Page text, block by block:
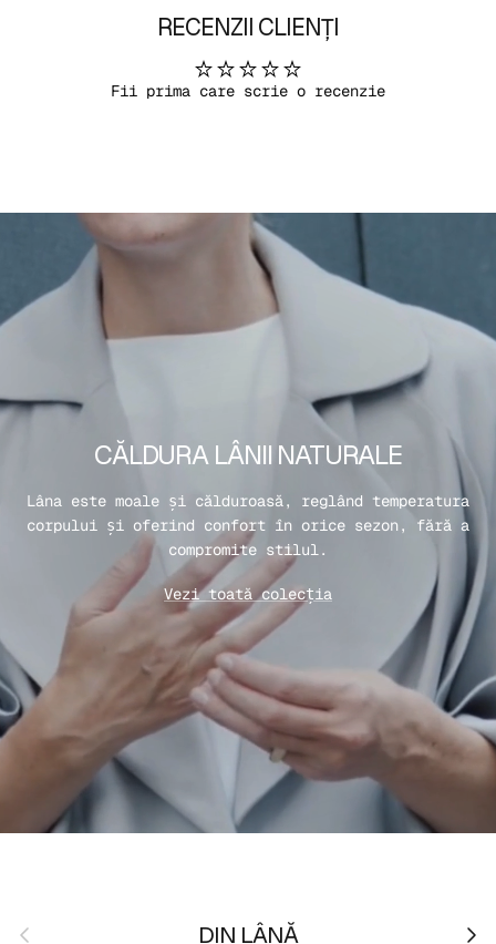
RECENZII CLIENȚI
Fii prima care scrie o recenzie
CĂLDURA LÂNII NATURALE
Lâna este moale și călduroasă, reglând temperatura
corpului și oferind confort în orice sezon, fără a
compromite stilul.
Vezi toată colecția
Anterior DIN LÂNĂ